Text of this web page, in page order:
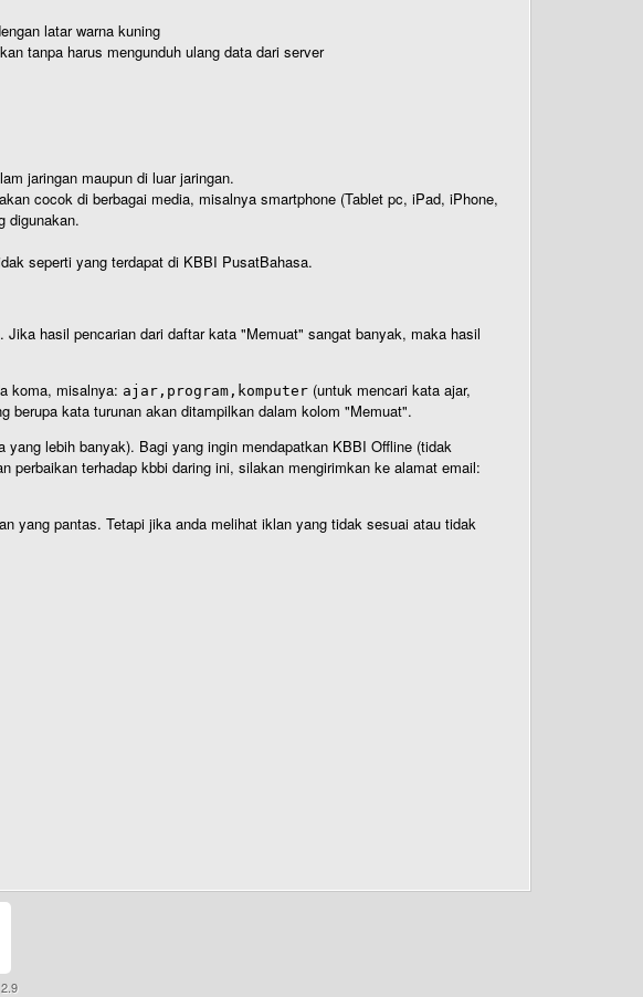
latar warna kuning
tanpa harus mengunduh ulang data dari server
jaringan maupun di luar jaringan.
cocok di berbagai media, misalnya smartphone (Tablet pc, iPad, iPhone,
digunakan.
seperti yang terdapat di KBBI PusatBahasa.
hasil pencarian dari daftar kata "Memuat" sangat banyak, maka hasil
koma, misalnya: ajar,program,komputer (untuk mencari kata ajar,
kata turunan akan ditampilkan dalam kolom "Memuat".
lebih banyak). Bagi yang ingin mendapatkan KBBI Offline (tidak
perbaikan terhadap kbbi daring ini, silakan mengirimkan ke alamat email:
yang pantas. Tetapi jika anda melihat iklan yang tidak sesuai atau tidak